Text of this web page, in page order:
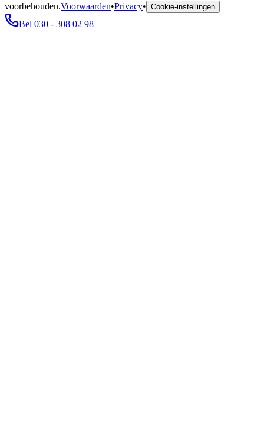
voorbehouden.Voorwaarden•Privacy• Cookie-instellingen
Bel 030 - 308 02 98